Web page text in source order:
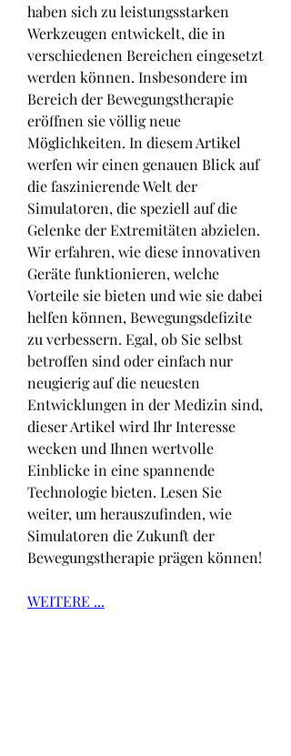
haben sich zu leistungsstarken
Werkzeugen entwickelt, die in
verschiedenen Bereichen eingesetzt
werden können. Insbesondere im
Bereich der Bewegungstherapie
eröffnen sie völlig neue
Möglichkeiten. In diesem Artikel
werfen wir einen genauen Blick auf
die faszinierende Welt der
Simulatoren, die speziell auf die
Gelenke der Extremitäten abzielen.
Wir erfahren, wie diese innovativen
Geräte funktionieren, welche
Vorteile sie bieten und wie sie dabei
helfen können, Bewegungsdefizite
zu verbessern. Egal, ob Sie selbst
betroffen sind oder einfach nur
neugierig auf die neuesten
Entwicklungen in der Medizin sind,
dieser Artikel wird Ihr Interesse
wecken und Ihnen wertvolle
Einblicke in eine spannende
Technologie bieten. Lesen Sie
weiter, um herauszufinden, wie
Simulatoren die Zukunft der
Bewegungstherapie prägen können!
WEITERE ...